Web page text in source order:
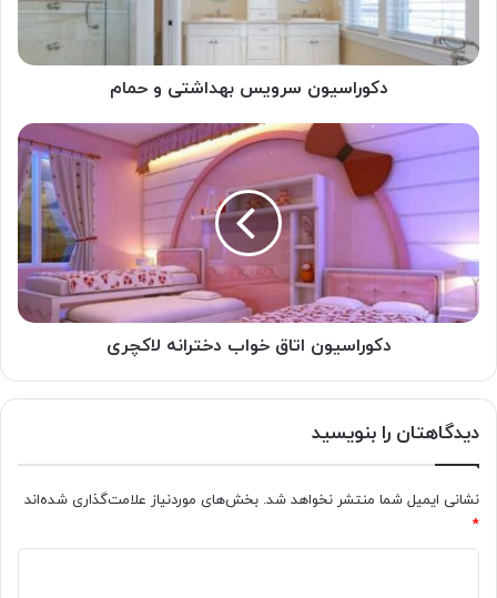
دکوراسیون سرویس بهداشتی و حمام
دکوراسیون
اتاق
خواب
لاکچری
دکوراسیون اتاق خواب دخترانه لاکچری
دیدگاهتان را بنویسید
نشانی ایمیل شما منتشر نخواهد شد. بخش‌های موردنیاز علامت‌گذاری شده‌اند
*